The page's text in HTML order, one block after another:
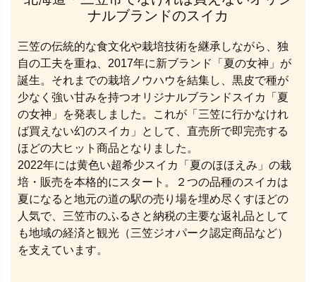
ナルブランドのスイカ
三笠の伝統的な食文化や栽培技術を継承しながら、独
自の工夫を重ね、2017年に新ブランド「夏の女神」が
誕生。それまでの栽培ノウハウを結集し、黒皮で種が
少なく強い甘みを持つオリジナルブランドスイカ「夏
の女神」を発表しました。これが「三笠に行かなけれ
ば買えない幻のスイカ」として、直売所で即完売する
ほどの大ヒット商品となりました。
2022年には黄色い超希少スイカ「夏のほほえみ」の栽
培・販売を本格的にスタート。２つの品種のスイカは
夏になると地元の道の駅の売り場を埋め尽くすほどの
人気で、三笠市のふるさと納税の主要な返礼品として
も地域の経済と観光（三笠ジオパーク認定商品など）
を支えています。